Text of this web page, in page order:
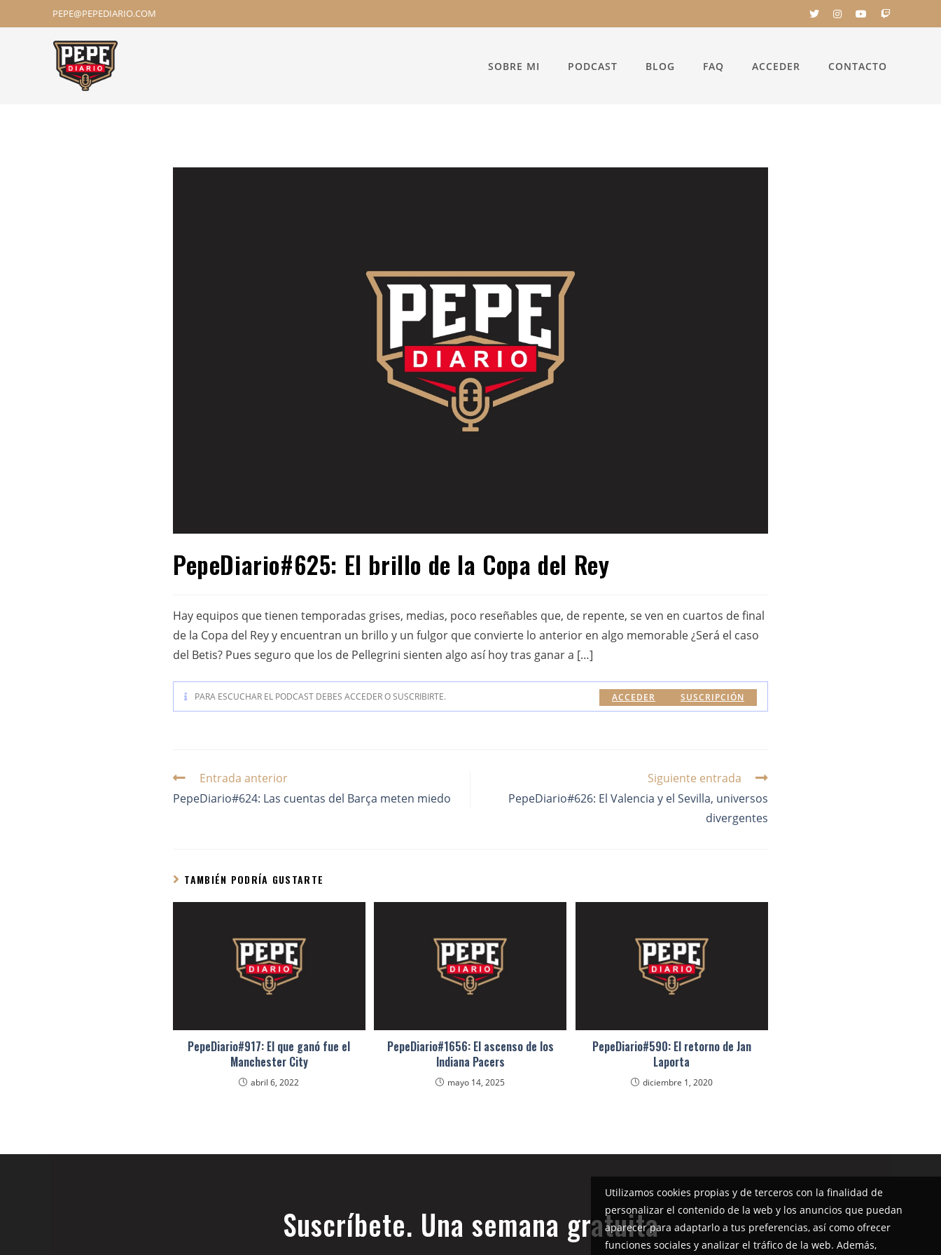
PEPE@PEPEDIARIO.COM
SOBRE MI PODCAST BLOG FAQ ACCEDER CONTACTO
PepeDiario#625: El brillo de la Copa del Rey
Hay equipos que tienen temporadas grises, medias, poco reseñables que, de repente, se ven en cuartos de final
de la Copa del Rey y encuentran un brillo y un fulgor que convierte lo anterior en algo memorable ¿Será el caso
del Betis? Pues seguro que los de Pellegrini sienten algo así hoy tras ganar a […]
PARA ESCUCHAR EL PODCAST DEBES ACCEDER O SUSCRIBIRTE. SUSCRIPCIÓN
ACCEDER
Entrada anterior
PepeDiario#624: Las cuentas del Barça meten miedo
Siguiente entrada
PepeDiario#626: El Valencia y el Sevilla, universos
divergentes
TAMBIÉN PODRÍA GUSTARTE
PepeDiario#917: El que ganó fue el
Manchester City
abril 6, 2022
PepeDiario#1656: El ascenso de los
Indiana Pacers
mayo 14, 2025
PepeDiario#590: El retorno de Jan
Laporta
diciembre 1, 2020
Suscríbete. Una semana gratuita
Utilizamos cookies propias y de terceros con la finalidad de
personalizar el contenido de la web y los anuncios que puedan
aparecer para adaptarlo a tus preferencias, así como ofrecer
funciones sociales y analizar el tráfico de la web. Además,